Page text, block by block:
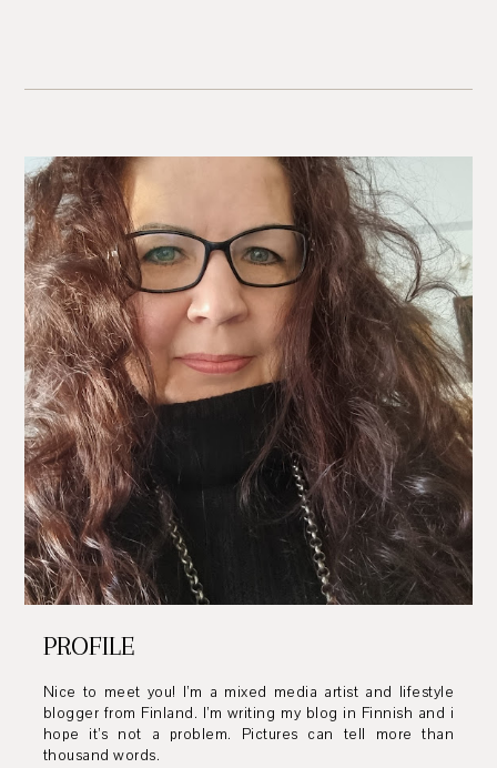
PROFILE
Nice to meet you! I’m a mixed media artist and lifestyle
blogger from Finland. I’m writing my blog in Finnish and i
hope it’s not a problem. Pictures can tell more than
thousand words.